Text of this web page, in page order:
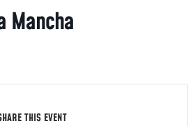
Mancha
THIS EVENT